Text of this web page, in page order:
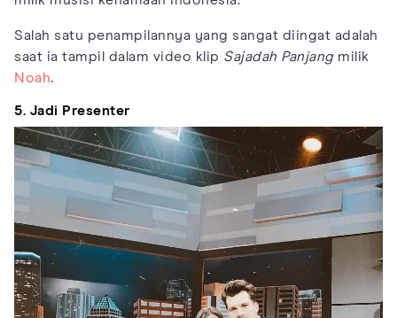
Salah satu penampilannya yang sangat diingat adalah
saat ia tampil dalam video klip Sajadah Panjangmilik
Noah.
5. Jadi Presenter